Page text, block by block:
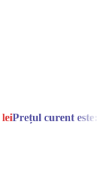
leiPrețul curent este: